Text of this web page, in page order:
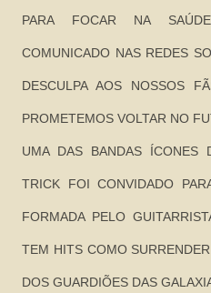
PARA FOCAR NA
COMUNICADO NAS REDES
DESCULPA AOS NOSSOS
PROMETEMOS VOLTAR NO
UMA DAS BANDAS ÍCONES
TRICK FOI CONVIDADO
FORMADA PELO
TEM HITS COMO
DOS GUARDIÕES DAS